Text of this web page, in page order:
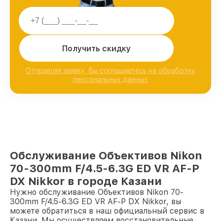
Получить скидку
Отправляя заявку, Вы соглашаетесь на обработку
персональных данных
Обслуживание Объективов Nikon
70-300mm F/4.5-6.3G ED VR AF-P
DX Nikkor в городе Казани
Нужно обслуживание Объективов Nikon 70-
300mm F/4.5-6.3G ED VR AF-P DX Nikkor, вы
можете обратиться в наш официальный сервис в